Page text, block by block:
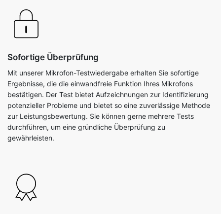
Sofortige Überprüfung
Mit unserer Mikrofon-Testwiedergabe erhalten Sie sofortige
Ergebnisse, die die einwandfreie Funktion Ihres Mikrofons
bestätigen. Der Test bietet Aufzeichnungen zur Identifizierung
potenzieller Probleme und bietet so eine zuverlässige Methode
zur Leistungsbewertung. Sie können gerne mehrere Tests
durchführen, um eine gründliche Überprüfung zu
gewährleisten.